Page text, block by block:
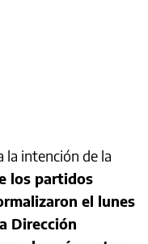
la intención de la
los partidos
el lunes
Dirección